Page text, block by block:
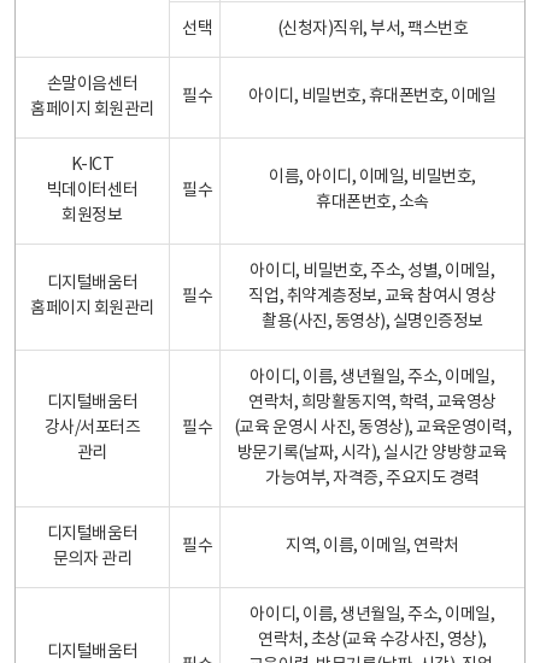
선택 (신청자)직위, 부서, 팩스번호
손말이음센터
홈페이지 회원관리
필수 아이디, 비밀번호, 휴대폰번호, 이메일
K-ICT
빅데이터센터
회원정보
필수
이름, 아이디, 이메일, 비밀번호,
휴대폰번호, 소속
디지털배움터
홈페이지 회원관리
필수
아이디, 비밀번호, 주소, 성별, 이메일,
직업, 취약계층정보, 교육 참여시 영상
촬용(사진, 동영상), 실명인증정보
디지털배움터
강사/서포터즈
관리
필수
아이디, 이름, 생년월일, 주소, 이메일,
연락처, 희망활동지역, 학력, 교육영상
(교육 운영시 사진, 동영상), 교육운영이력,
방문기록(날짜, 시각), 실시간 양방향교육
가능여부, 자격증, 주요지도 경력
디지털배움터
문의자 관리
필수 지역, 이름, 이메일, 연락처
디지털배움터
아이디, 이름, 생년월일, 주소, 이메일,
연락처, 초상(교육 수강사진, 영상),